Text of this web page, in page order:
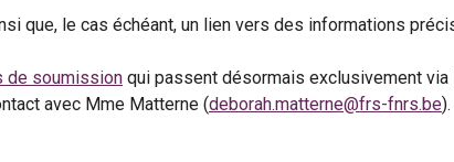
que, le cas échéant, un lien vers des informations
de soumission qui passent désormais exclusivement via
avec Mme Matterne (deborah.matterne@frs-fnrs.be